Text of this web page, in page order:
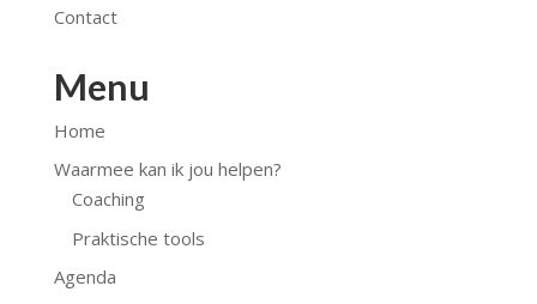
Contact
Menu
Home
Waarmee kan ik jou helpen?
Coaching
Praktische tools
Agenda